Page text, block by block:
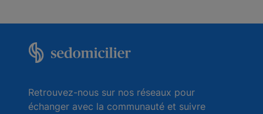
Retrouvez-nous sur nos réseaux pour
échanger avec la communauté et suivre